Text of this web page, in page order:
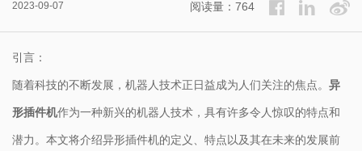
2023-09-07 阅读量：764
引言：
随着科技的不断发展，机器人技术正日益成为人们关注的焦点。 异
形插件机作为一种新兴的机器人技术，具有许多令人惊叹的特点和
潜力。本文将介绍异形插件机的定义、特点以及其在未来的发展前